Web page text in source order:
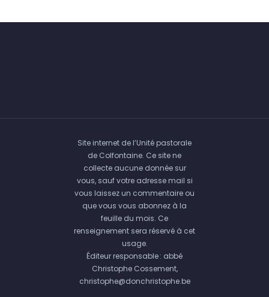
Site internet de l’Unité pastorale
de Colfontaine. Ce site ne
collecte aucune donnée sur
vous, sauf votre adresse mail si
vous laissez un commentaire ou
que vous vous abonnez à la
feuille du mois. Ce
renseignement sera réservé à cet
usage.
Éditeur responsable : abbé
Christophe Cossement,
christophe@donchristophe.be